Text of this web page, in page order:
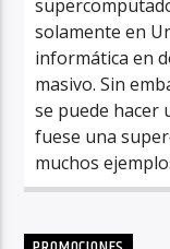
solamente en
informática en
masivo. Sin
se puede hacer
fuese una
muchos